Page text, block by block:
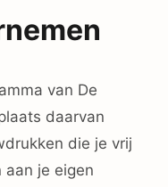
van De
daarvan
die je vrij
aan je eigen